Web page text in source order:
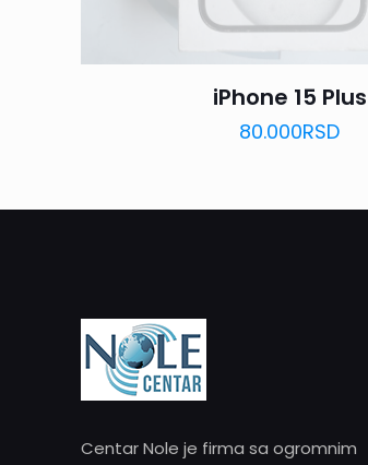
iPhone 15 Plus
80.000RSD
Centar Nole je firma sa ogromnim